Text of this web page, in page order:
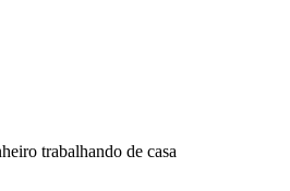
trabalhando de casa